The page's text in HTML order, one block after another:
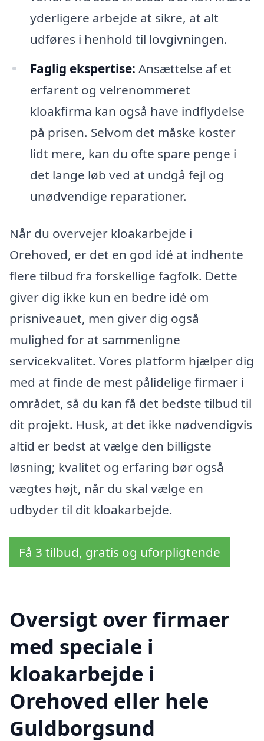
yderligere arbejde at sikre, at alt
udføres i henhold til lovgivningen.
Faglig ekspertise: Ansættelse af et
erfarent og velrenommeret
kloakfirma kan også have indflydelse
på prisen. Selvom det måske koster
lidt mere, kan du ofte spare penge i
det lange løb ved at undgå fejl og
unødvendige reparationer.
Når du overvejer kloakarbejde i
Orehoved, er det en god idé at indhente
flere tilbud fra forskellige fagfolk. Dette
giver dig ikke kun en bedre idé om
prisniveauet, men giver dig også
mulighed for at sammenligne
servicekvalitet. Vores platform hjælper dig
med at finde de mest pålidelige firmaer i
området, så du kan få det bedste tilbud til
dit projekt. Husk, at det ikke nødvendigvis
altid er bedst at vælge den billigste
løsning; kvalitet og erfaring bør også
vægtes højt, når du skal vælge en
udbyder til dit kloakarbejde.
Få 3 tilbud, gratis og uforpligtende
Oversigt over firmaer
med speciale i
kloakarbejde i
Orehoved eller hele
Guldborgsund